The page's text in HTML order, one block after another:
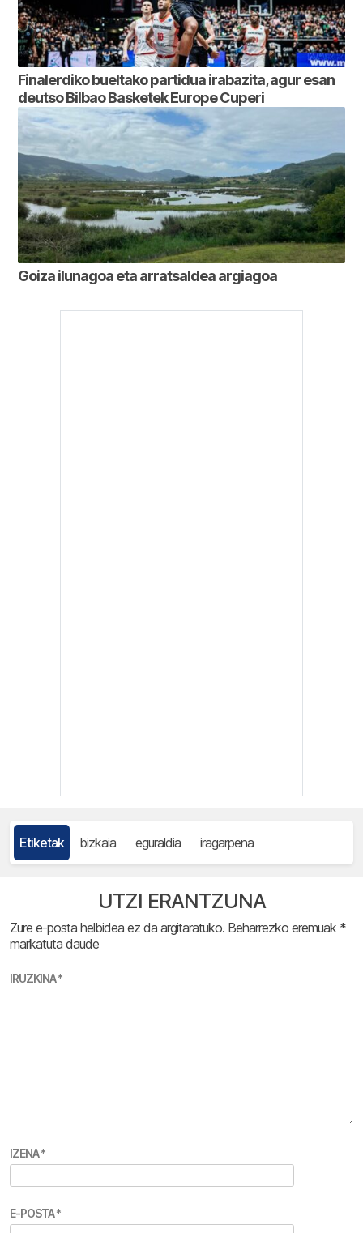
Finalerdiko bueltako partidua irabazita, agur esan
deutso Bilbao Basketek Europe Cuperi
Goiza ilunagoa eta arratsaldea argiagoa
Etiketak bizkaia eguraldia iragarpena
UTZI ERANTZUNA
Zure e-posta helbidea ez da argitaratuko. Beharrezko eremuak *
markatuta daude
IRUZKINA*
IZENA*
E-POSTA*